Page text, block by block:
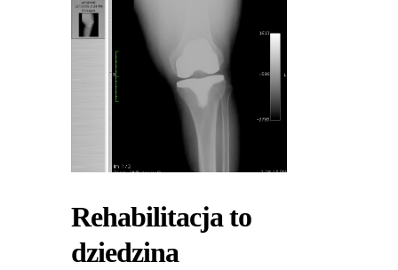
Rehabilitacja to
dziedzina